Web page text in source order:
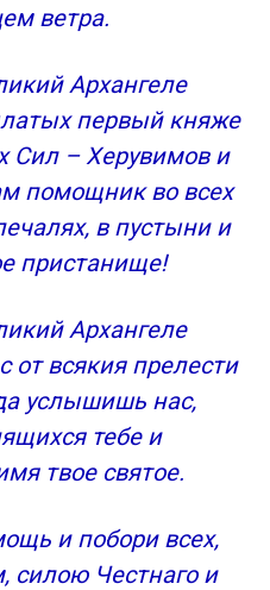
от злых сил
сетях:
: 9 комментариев
– сильнейшая
о защите:
сил
Михаилу с
Михаилу
ветра.
Архангеле
первый княже
Сил – Херувимов и
помощник во всех
в пустыни и
пристанище!
Архангеле
от всякия прелести
услышишь нас,
тебе и
твое святое.
и побори всех,
силою Честнаго и